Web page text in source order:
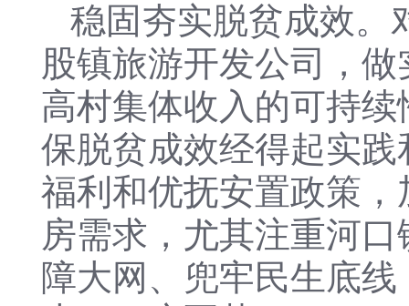
稳固夯实脱贫成效。
股镇旅游开发公司，
高村集体收入的可持
保脱贫成效经得起实
福利和优抚安置政策
房需求，尤其注重河
障大网、兜牢民生底